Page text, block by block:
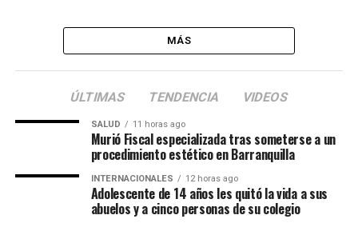
MÁS
ÚLTIMAS TENDENCIA VIDEOS
SALUD 11 horas ago
Murió Fiscal especializada tras someterse a un
procedimiento estético en Barranquilla
INTERNACIONALES 12 horas ago
Adolescente de 14 años les quitó la vida a sus
abuelos y a cinco personas de su colegio